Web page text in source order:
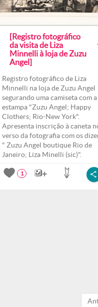
[Registro fotográfico
da visita de Liza
Minnelli à loja de Zuzu
Angel]
Registro fotográfico de Liza
Minnelli na loja de Zuzu Angel
segurando uma camiseta com a
estampa "Zuzu Angel; Happy
Clothers; Rio-New York".
Apresenta inscrição à caneta
verso da fotografia com os
" Zuzu Angel boutique Rio de
Janeiro; Liza Minelli (sic)".
1